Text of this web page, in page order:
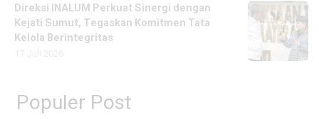
Direksi INALUM Perkuat Sinergi dengan
Kejati Sumut, Tegaskan Komitmen Tata
Kelola Berintegritas
Populer Post